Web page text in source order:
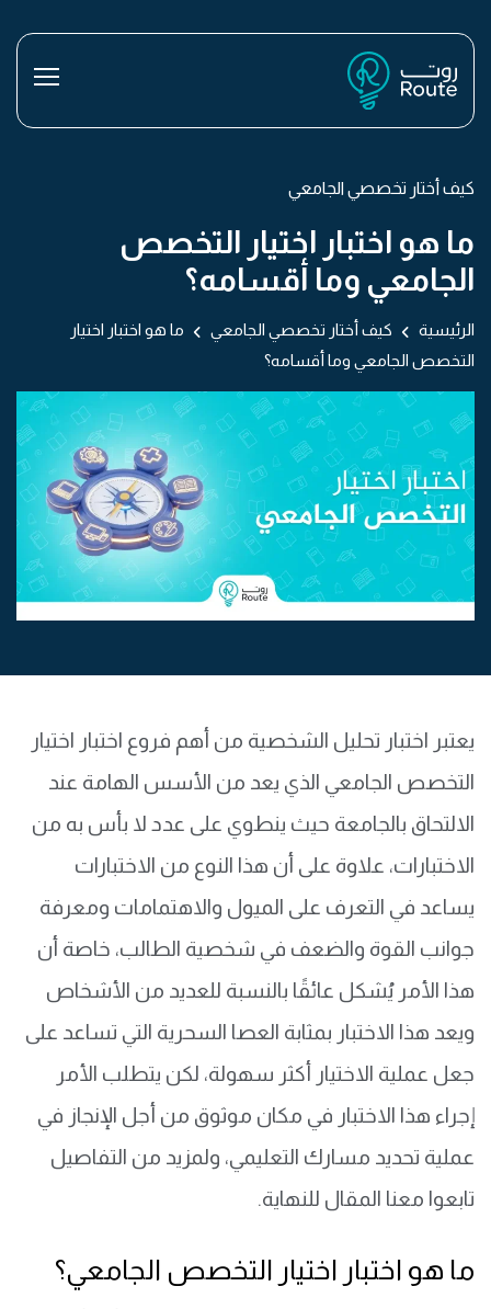
كيف أختار تخصصي الجامعي
ما هو اختبار اختيار التخصص
الجامعي وما أقسامه؟
الرئيسية كيف أختار تخصصي الجامعي
ما هو اختبار اختيار
التخصص الجامعي وما أقسامه؟
يعتبر اختبار تحليل الشخصية من أهم فروع اختبار اختيار
التخصص الجامعي الذي يعد من الأسس الهامة عند
الالتحاق بالجامعة حيث ينطوي على عدد لا بأس به من
الاختبارات، علاوة على أن هذا النوع من الاختبارات
يساعد في التعرف على الميول والاهتمامات ومعرفة
جوانب القوة والضعف في شخصية الطالب، خاصة أن
هذا الأمر يُشكل عائقًا بالنسبة للعديد من الأشخاص
ويعد هذا الاختبار بمثابة العصا السحرية التي تساعد على
جعل عملية الاختيار أكثر سهولة، لكن يتطلب الأمر
إجراء هذا الاختبار في مكان موثوق من أجل الإنجاز في
عملية تحديد مسارك التعليمي، ولمزيد من التفاصيل
تابعوا معنا المقال للنهاية.
ما هو اختبار اختيار التخصص الجامعي؟